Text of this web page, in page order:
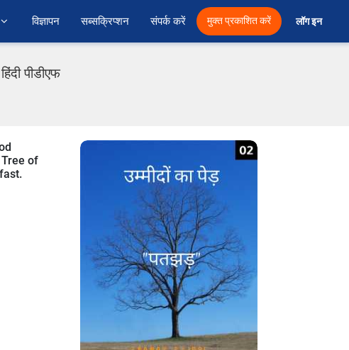
विज्ञापन सब्सक्रिप्शन संपर्क करें मुक्त प्रकाशित करें लॉग इन
पीडीएफ
of